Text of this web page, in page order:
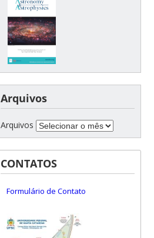
Arquivos
Arquivos
CONTATOS
Formulário de Contato